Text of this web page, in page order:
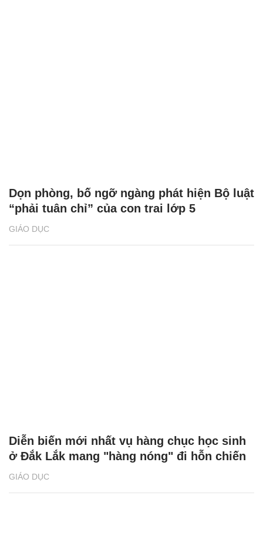
GIÁO DỤC
Dọn phòng, bố ngỡ ngàng phát hiện Bộ luật
“phải tuân chỉ” của con trai lớp 5
GIÁO DỤC
Diễn biến mới nhất vụ hàng chục học sinh
ở Đắk Lắk mang "hàng nóng" đi hỗn chiến